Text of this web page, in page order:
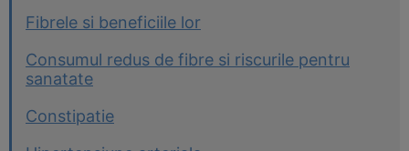
Fibrele si beneficiile lor
Consumul redus de fibre si riscurile pentru
sanatate
Constipatie